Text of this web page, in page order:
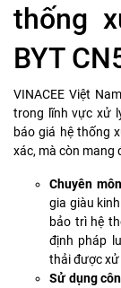
thống
BYT
VINACEE Việt
trong lĩnh vực xử
báo giá hệ thống
xác, mà còn mang
Chuyên
gia giàu
bảo trì hệ
định pháp
thải được xử
Sử dụng